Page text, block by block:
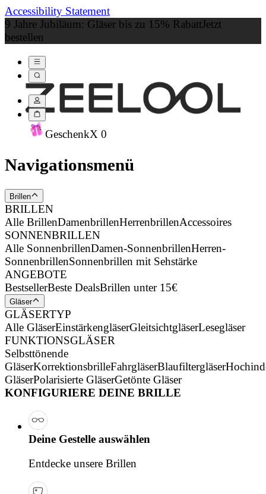
Accessibility Statement
9 Jahre Jubiläum: Gläser bis zu 15% RabattJetzt
bestellen
GeschenkX 0
Navigationsmenü
Brillen
BRILLEN
Alle BrillenDamenbrillenHerrenbrillenAccessoires
SONNENBRILLEN
Alle SonnenbrillenDamen-SonnenbrillenHerren-
SonnenbrillenSonnenbrillen mit Sehstärke
ANGEBOTE
BestsellerBeste DealsBrillen unter 15€
Gläser
GLÄSERTYP
Alle GläserEinstärkengläserGleitsichtgläserLesegläser
FUNKTIONSGLÄSER
Selbsttönende
GläserKorrektionsbrilleFahrgläserBlaufiltergläser
GläserPolarisierte GläserGetönte Gläser
KONFIGURIERE DEINE BRILLE
Deine Gestelle auswählen
Entdecke unsere Brillen